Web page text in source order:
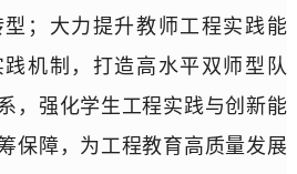
；大力提升教师工程实践能
机制，打造高水平双师型队
，强化学生工程实践与创新能
保障，为工程教育高质量发展